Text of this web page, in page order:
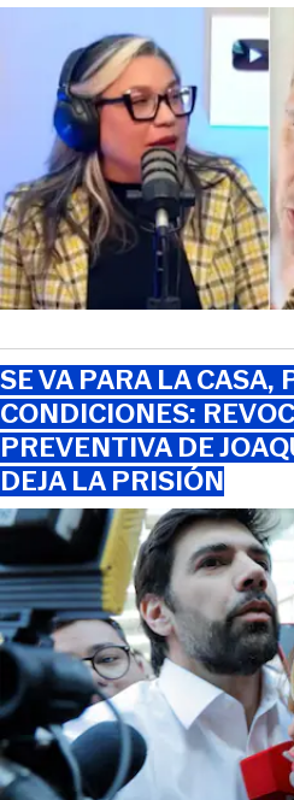
SE VA PARA LA CASA,
CONDICIONES:
PREVENTIVA DE
DEJA LA PRISIÓN